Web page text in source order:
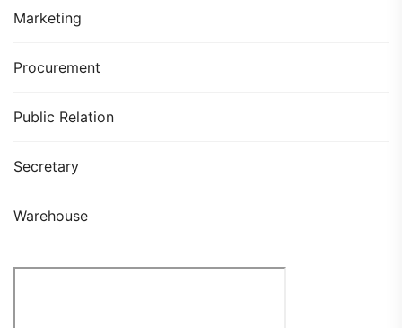
Marketing
Procurement
Public Relation
Secretary
Warehouse